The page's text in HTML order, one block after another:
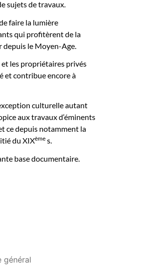
sujets de travaux.
faire la lumière
qui profitèrent de la
le Moyen-Age.
les propriétaires privés
et contribue encore à
culturelle autant
aux travaux d‘éminents
ce depuis notamment la
du XIXèmes.
base documentaire.
général